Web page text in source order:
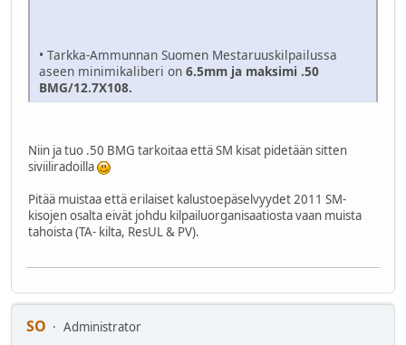
• Tarkka-Ammunnan Suomen Mestaruuskilpailussa
aseen minimikaliberi on 6.5mm ja maksimi .50
BMG/12.7X108.
Niin ja tuo .50 BMG tarkoitaa että SM kisat pidetään sitten
siviiliradoilla
Pitää muistaa että erilaiset kalustoepäselvyydet 2011 SM-
kisojen osalta eivät johdu kilpailuorganisaatiosta vaan muista
tahoista (TA- kilta, ResUL & PV).
SO
Administrator